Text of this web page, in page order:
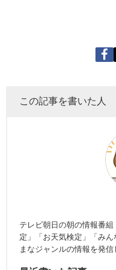
この記事を書いた人
テレビ朝日の朝の情報番
定」「お天気検定」「み
まなジャンルの情報を発信